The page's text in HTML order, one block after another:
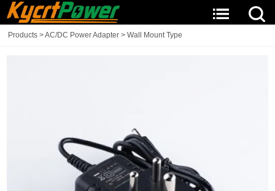
Products >AC/DC Power Adapter >Wall Mount Type